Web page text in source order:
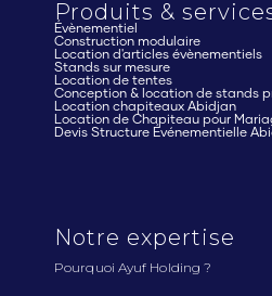
Produits &
Évènementiel
Construction modulaire
Location d'articles évènementiels
Stands sur mesure
Location de tentes
Conception & location de stands
Location chapiteaux Abidjan
Location de Chapiteau pour
Devis Structure Événementielle
Notre expertise
Pourquoi Ayuf Holding ?